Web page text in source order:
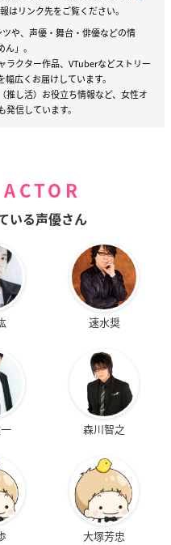
はリンク先をご覧ください。
や、声優・舞台・俳優などの情
」。
ラクター作品、VTuberなどストリー
広くお届けしています。
推し活）お役立ち情報など、女性オ
信しています。
いる声優さん
速水奨
森川智之
大塚芳忠